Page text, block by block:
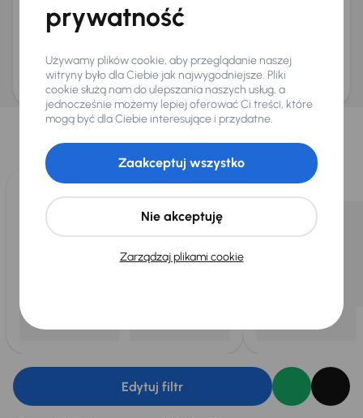
Wyślij zapytanie
ani zagwarantowaną dostępnością pojazdu. AURES Holdings a.s., z siedzibą
Dopraváků 874/15, Čimice, 184 00 Praga 8, będzie przechowywać i przetwarzać
Twoje dane osobowe zgodnie z zasadami ochrony i przetwarzaniadanych
osobowych
Wybraliśmy dla Ciebie
Wybieramy dla Ciebienajlepsze pojazdyz naszej oferty. Kupimy
dla Ciebiedo 400 pojazdówkażdego dnia.
Edytuj filtr
prywatność
Używamy plików cookie, aby przeglądanie naszej
witryny było dla Ciebie jak najwygodniejsze. Pliki
cookie służą nam do ulepszania naszych usług, a
jednocześnie możemy lepiej oferować Ci treści, które
mogą być dla Ciebie interesujące i przydatne.
Zarządzaj plikami cookie
Nie akceptuję
Zaakceptuj wszystko